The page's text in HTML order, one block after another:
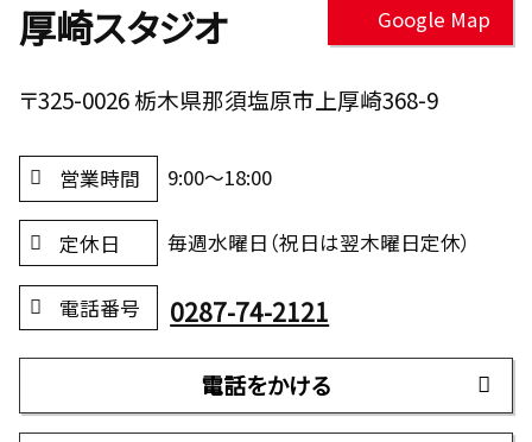
厚崎スタジオ Google Map
〒325-0026 栃木県那須塩原市上厚崎368-9
営業時間 9:00～18:00
定休日 毎週水曜日（祝日は翌木曜日定休）
電話番号 0287-74-2121
電話をかける